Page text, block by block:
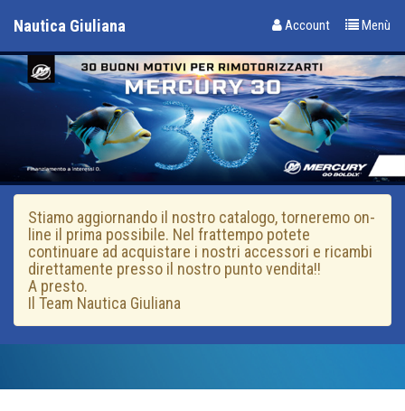
Menù
Account
Nautica Giuliana
Stiamo aggiornando il nostro catalogo, torneremo on-
line il prima possibile. Nel frattempo potete
continuare ad acquistare i nostri accessori e ricambi
direttamente presso il nostro punto vendita!!
A presto.
Il Team Nautica Giuliana